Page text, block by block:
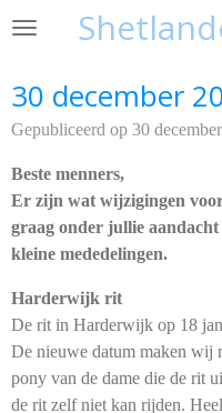
Ga
de
hoofdinhoud
30 december
Gepubliceerd op 30
Beste menners,
Er zijn wat wijzigingen
graag onder jullie
kleine mededelingen.
Harderwijk rit
De rit in Harderwijk op 18
De nieuwe datum maken wij
pony van de dame die de rit
de rit zelf niet kan rijden.